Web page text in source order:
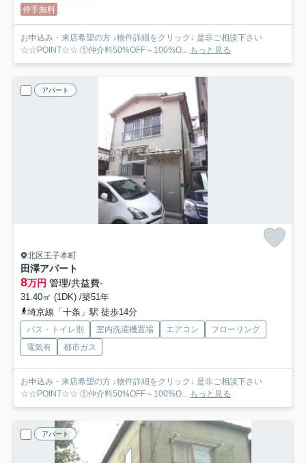
仲手無料
お申込み・来店希望の方 ↓物件詳細をクリック↓ 是非ご相談下さい
☆☆POINT☆☆ ①仲介料50%OFF～100%O... もっと見る
アパート
北区王子本町
田澤アパート
8万円 管理/共益費-
31.40㎡ (1DK) /築51年
埼京線「十条」駅 徒歩14分
バス・トイレ別 室内洗濯機置場 エアコン
フローリング
電気有
都市ガス
お申込み・来店希望の方 ↓物件詳細をクリック↓ 是非ご相談下さい
☆☆POINT☆☆ ①仲介料50%OFF～100%O... もっと見る
アパート